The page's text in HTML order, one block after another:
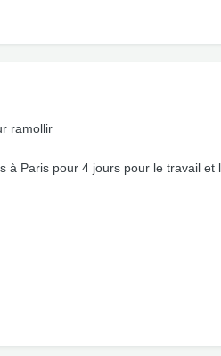
ramollir
à Paris pour 4 jours pour le travail